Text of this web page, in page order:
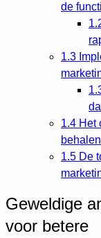
de
1.3
1.4 Het
1.5 De
Geweldige
voor betere